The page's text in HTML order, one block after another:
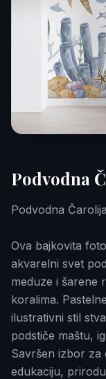
Podvodna
Podvodna Čarolija
Ova bajkovita
akvarelni svet
meduze i šarene
koralima.
ilustrativni stil
podstiče maštu,
Savršen izbor za
edukaciju,